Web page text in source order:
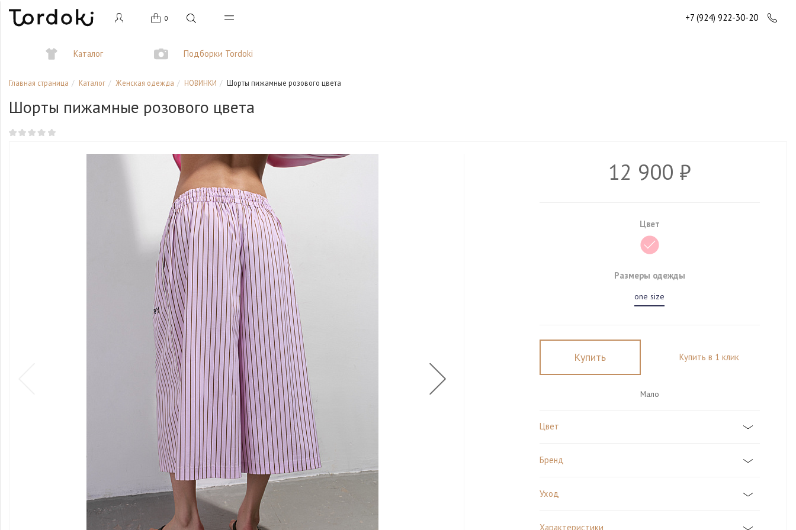
0 +7 (924) 922-30-20
Каталог Подборки Tordoki
Главная страница Каталог Женская одежда НОВИНКИ Шорты пижамные розового цвета
Шорты пижамные розового цвета
12 900 ₽
Цвет
Размеры одежды
one size
Купить Купить в 1 клик
Мало
Цвет
Бренд
Уход
Характеристики